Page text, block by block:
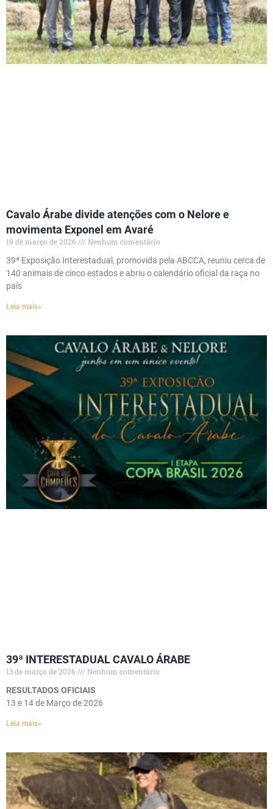
Cavalo Árabe divide atenções com o Nelore e
movimenta Exponel em Avaré
19 de março de 2026
Nenhum comentário
39ª Exposição Interestadual, promovida pela ABCCA, reuniu cerca de
140 animais de cinco estados e abriu o calendário oficial da raça no
país
Leia mais»
39ª INTERESTADUAL CAVALO ÁRABE
13 de março de 2026
Nenhum comentário
RESULTADOS OFICIAIS
13 e 14 de Março de 2026
Leia mais»